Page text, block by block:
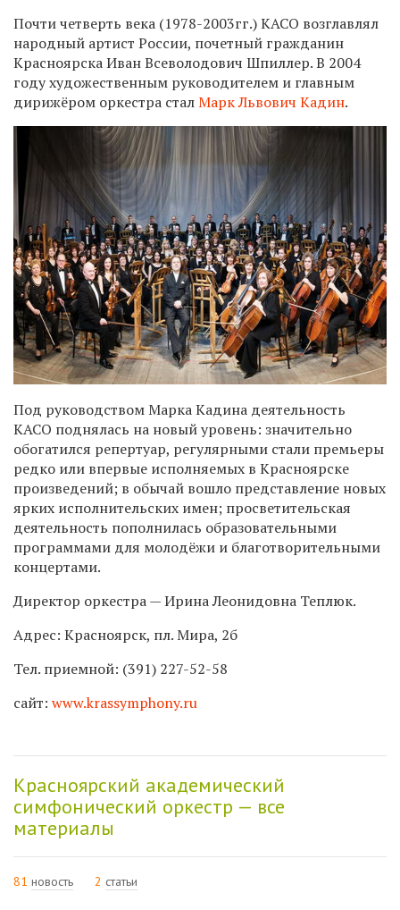
Почти четверть века (1978-2003гг.) КАСО возглавлял
народный артист России, почетный гражданин
Красноярска Иван Всеволодович Шпиллер. В 2004
году художественным руководителем и главным
дирижёром оркестра сталМарк Львович Кадин.
Под руководством Марка Кадина деятельность
КАСО поднялась на новый уровень: значительно
обогатился репертуар, регулярными стали премьеры
редко или впервые исполняемых в Красноярске
произведений; в обычай вошло представление новых
ярких исполнительских имен; просветительская
деятельность пополнилась образовательными
программами для молодёжи и благотворительными
концертами.
Директор оркестра — Ирина Леонидовна Теплюк.
Адрес: Красноярск, пл. Мира, 2б
Тел. приемной: (391) 227-52-58
сайт: www.krassymphony.ru
Красноярский академический
симфонический оркестр — все
материалы
81 новость 2 статьи